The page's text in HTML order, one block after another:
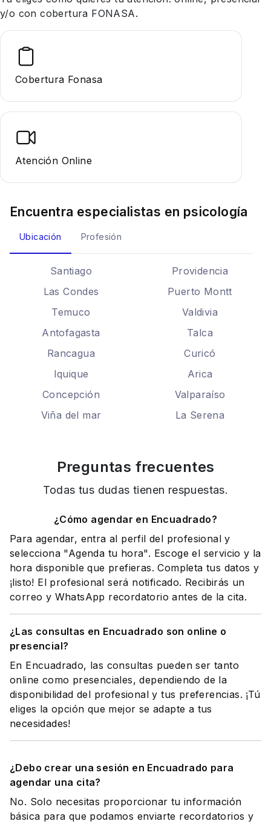
y/o con cobertura FONASA.
Cobertura Fonasa
Atención Online
Encuentra especialistas en psicología
Ubicación Profesión
Santiago
Providencia
Las Condes
Puerto Montt
Temuco
Valdivia
Antofagasta
Talca
Rancagua
Curicó
Iquique
Arica
Concepción
Valparaíso
Viña del mar
La Serena
Preguntas frecuentes
Todas tus dudas tienen respuestas.
¿Cómo agendar en Encuadrado?
Para agendar, entra al perfil del profesional y
selecciona "Agenda tu hora". Escoge el servicio y la
hora disponible que prefieras. Completa tus datos y
¡listo! El profesional será notificado. Recibirás un
correo y WhatsApp recordatorio antes de la cita.
¿Las consultas en Encuadrado son online o
presencial?
En Encuadrado, las consultas pueden ser tanto
online como presenciales, dependiendo de la
disponibilidad del profesional y tus preferencias. ¡Tú
eliges la opción que mejor se adapte a tus
necesidades!
¿Debo crear una sesión en Encuadrado para
agendar una cita?
No. Solo necesitas proporcionar tu información
básica para que podamos enviarte recordatorios y